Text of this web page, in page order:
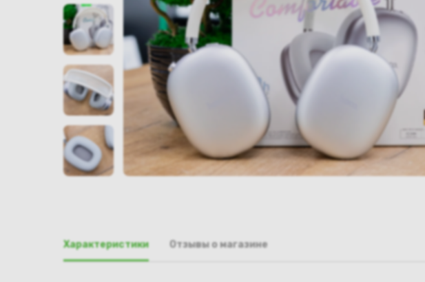
Характеристики Отзывы о магазине